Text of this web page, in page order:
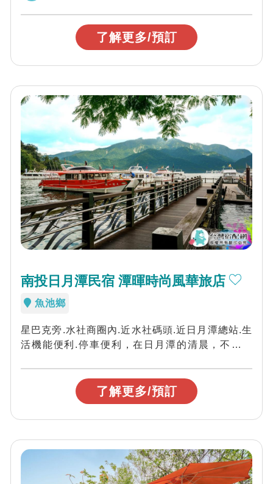
了解更多/預訂
南投日月潭民宿 潭暉時尚風華旅店
魚池鄉
星巴克旁.水社商圈內.近水社碼頭.近日月潭總站.生
活機能便利.停車便利，在日月潭的清晨，不會賴
了解更多/預訂